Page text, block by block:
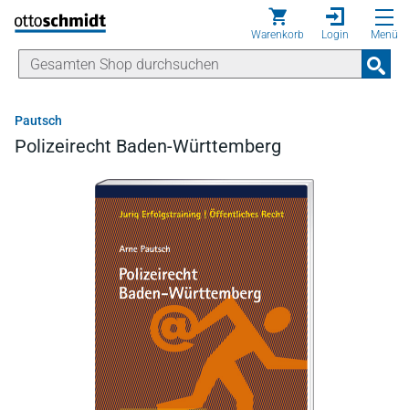
Direkt zum Inhalt
Warenkorb Login Menü
Pautsch
Polizeirecht Baden-Württemberg